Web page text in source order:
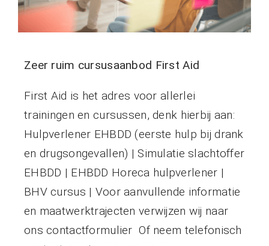
Zeer ruim cursusaanbod First Aid
First Aid is het adres voor allerlei
trainingen en cursussen, denk hierbij aan:
Hulpverlener EHBDD (eerste hulp bij drank
en drugsongevallen) | Simulatie slachtoffer
EHBDD | EHBDD Horeca hulpverlener |
BHV cursus | Voor aanvullende informatie
en maatwerktrajecten verwijzen wij naar
ons contactformulier Of neem telefonisch